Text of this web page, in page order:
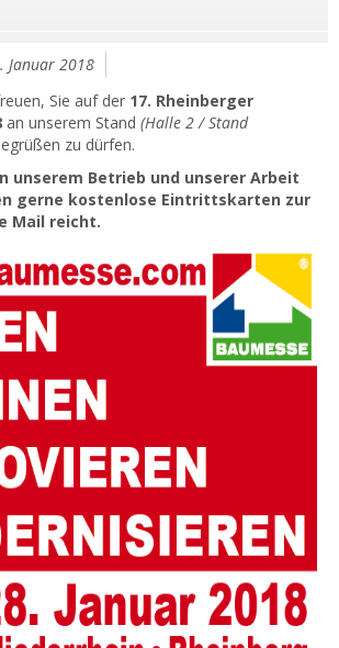
Januar 2018
Sie auf der 17. Rheinberger
an unserem Stand (Halle 2 / Stand
zu dürfen.
unserem Betrieb und unserer Arbeit
gerne kostenlose Eintrittskarten zur
Mail reicht.